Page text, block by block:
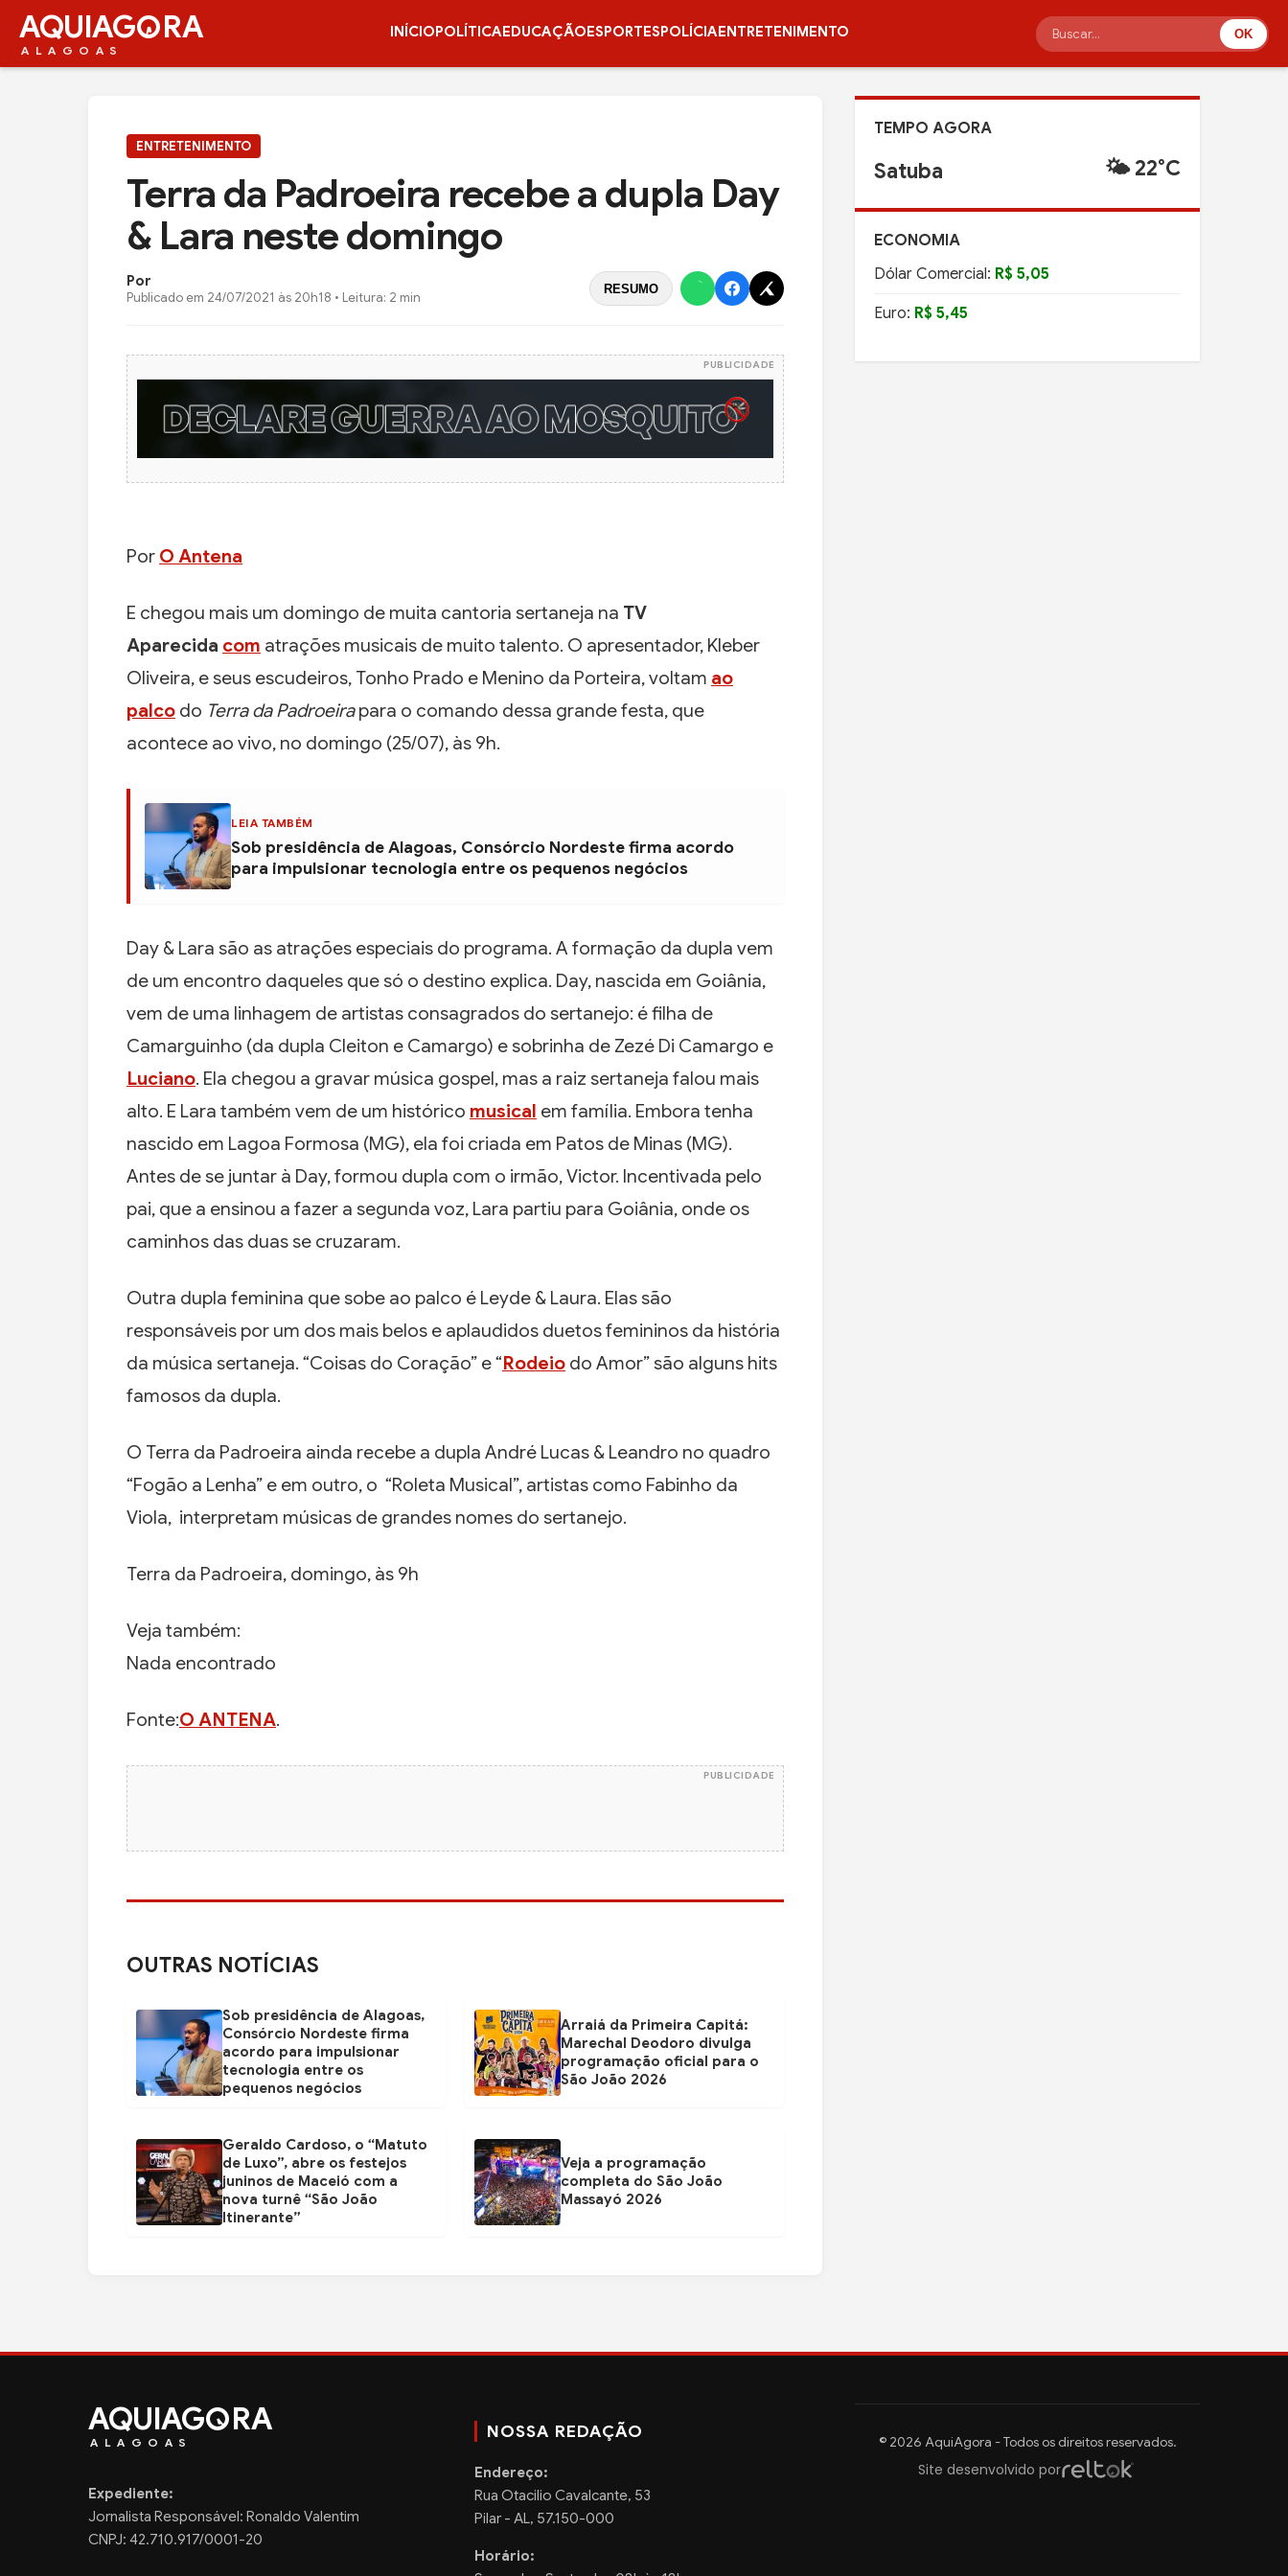
AQUIAG RA
ALAGOAS
INÍCIOPOLÍTICAEDUCAÇÃOESPORTESPOLÍCIAENTRETENIMENTO OK
ENTRETENIMENTO
Terra da Padroeira recebe a dupla Day
& Lara neste domingo
Por
Publicado em 24/07/2021 às 20h18 • Leitura: 2 min
RESUMO
PUBLICIDADE
Por O Antena
E chegou mais um domingo de muita cantoria sertaneja na TV
Aparecida com atrações musicais de muito talento. O apresentador, Kleber
Oliveira, e seus escudeiros, Tonho Prado e Menino da Porteira, voltam ao
palco do Terra da Padroeirapara o comando dessa grande festa, que
acontece ao vivo, no domingo (25/07), às 9h.
LEIA TAMBÉM
Sob presidência de Alagoas, Consórcio Nordeste firma acordo
para impulsionar tecnologia entre os pequenos negócios
Day & Lara são as atrações especiais do programa. A formação da dupla vem
de um encontro daqueles que só o destino explica. Day, nascida em Goiânia,
vem de uma linhagem de artistas consagrados do sertanejo: é filha de
Camarguinho (da dupla Cleiton e Camargo) e sobrinha de Zezé Di Camargo e
Luciano. Ela chegou a gravar música gospel, mas a raiz sertaneja falou mais
alto. E Lara também vem de um histórico musical em família. Embora tenha
nascido em Lagoa Formosa (MG), ela foi criada em Patos de Minas (MG).
Antes de se juntar à Day, formou dupla com o irmão, Victor. Incentivada pelo
pai, que a ensinou a fazer a segunda voz, Lara partiu para Goiânia, onde os
caminhos das duas se cruzaram.
Outra dupla feminina que sobe ao palco é Leyde & Laura. Elas são
responsáveis por um dos mais belos e aplaudidos duetos femininos da história
da música sertaneja. “Coisas do Coração” e “Rodeio do Amor” são alguns hits
famosos da dupla.
O Terra da Padroeira ainda recebe a dupla André Lucas & Leandro no quadro
“Fogão a Lenha” e em outro, o “Roleta Musical”, artistas como Fabinho da
Viola, interpretam músicas de grandes nomes do sertanejo.
Terra da Padroeira, domingo, às 9h
Veja também:
Nada encontrado
Fonte:O ANTENA.
PUBLICIDADE
OUTRAS NOTÍCIAS
Sob presidência de Alagoas,
Consórcio Nordeste firma
acordo para impulsionar
tecnologia entre os
pequenos negócios
Arraiá da Primeira Capitá:
Marechal Deodoro divulga
programação oficial para o
São João 2026
Geraldo Cardoso, o “Matuto
de Luxo”, abre os festejos
juninos de Maceió com a
nova turnê “São João
Itinerante”
Veja a programação
completa do São João
Massayó 2026
TEMPO AGORA
Satuba 🌤️ 22°C
ECONOMIA
Dólar Comercial: R$ 5,05
Euro: R$ 5,45
AQUIAG RA
ALAGOAS
Expediente:
Jornalista Responsável: Ronaldo Valentim
CNPJ: 42.710.917/0001-20
NOSSA REDAÇÃO
Endereço:
Rua Otacilio Cavalcante, 53
Pilar - AL, 57.150-000
Horário:
© 2026 AquiAgora - Todos os direitos reservados.
Site desenvolvido por